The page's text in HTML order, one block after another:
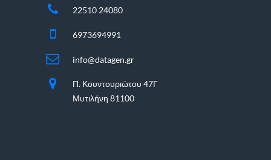
22510 24080
6973694991
info@datagen.gr
Π. Κουντουριώτου 47Γ
Μυτιλήνη 81100